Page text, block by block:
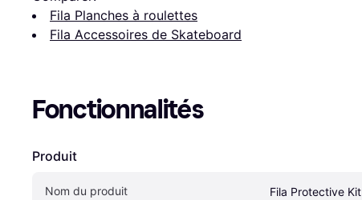
Fila Planches à roulettes
Fila Accessoires de Skateboard
Fonctionnalités
Produit
Nom du produit Fila Protective Kit